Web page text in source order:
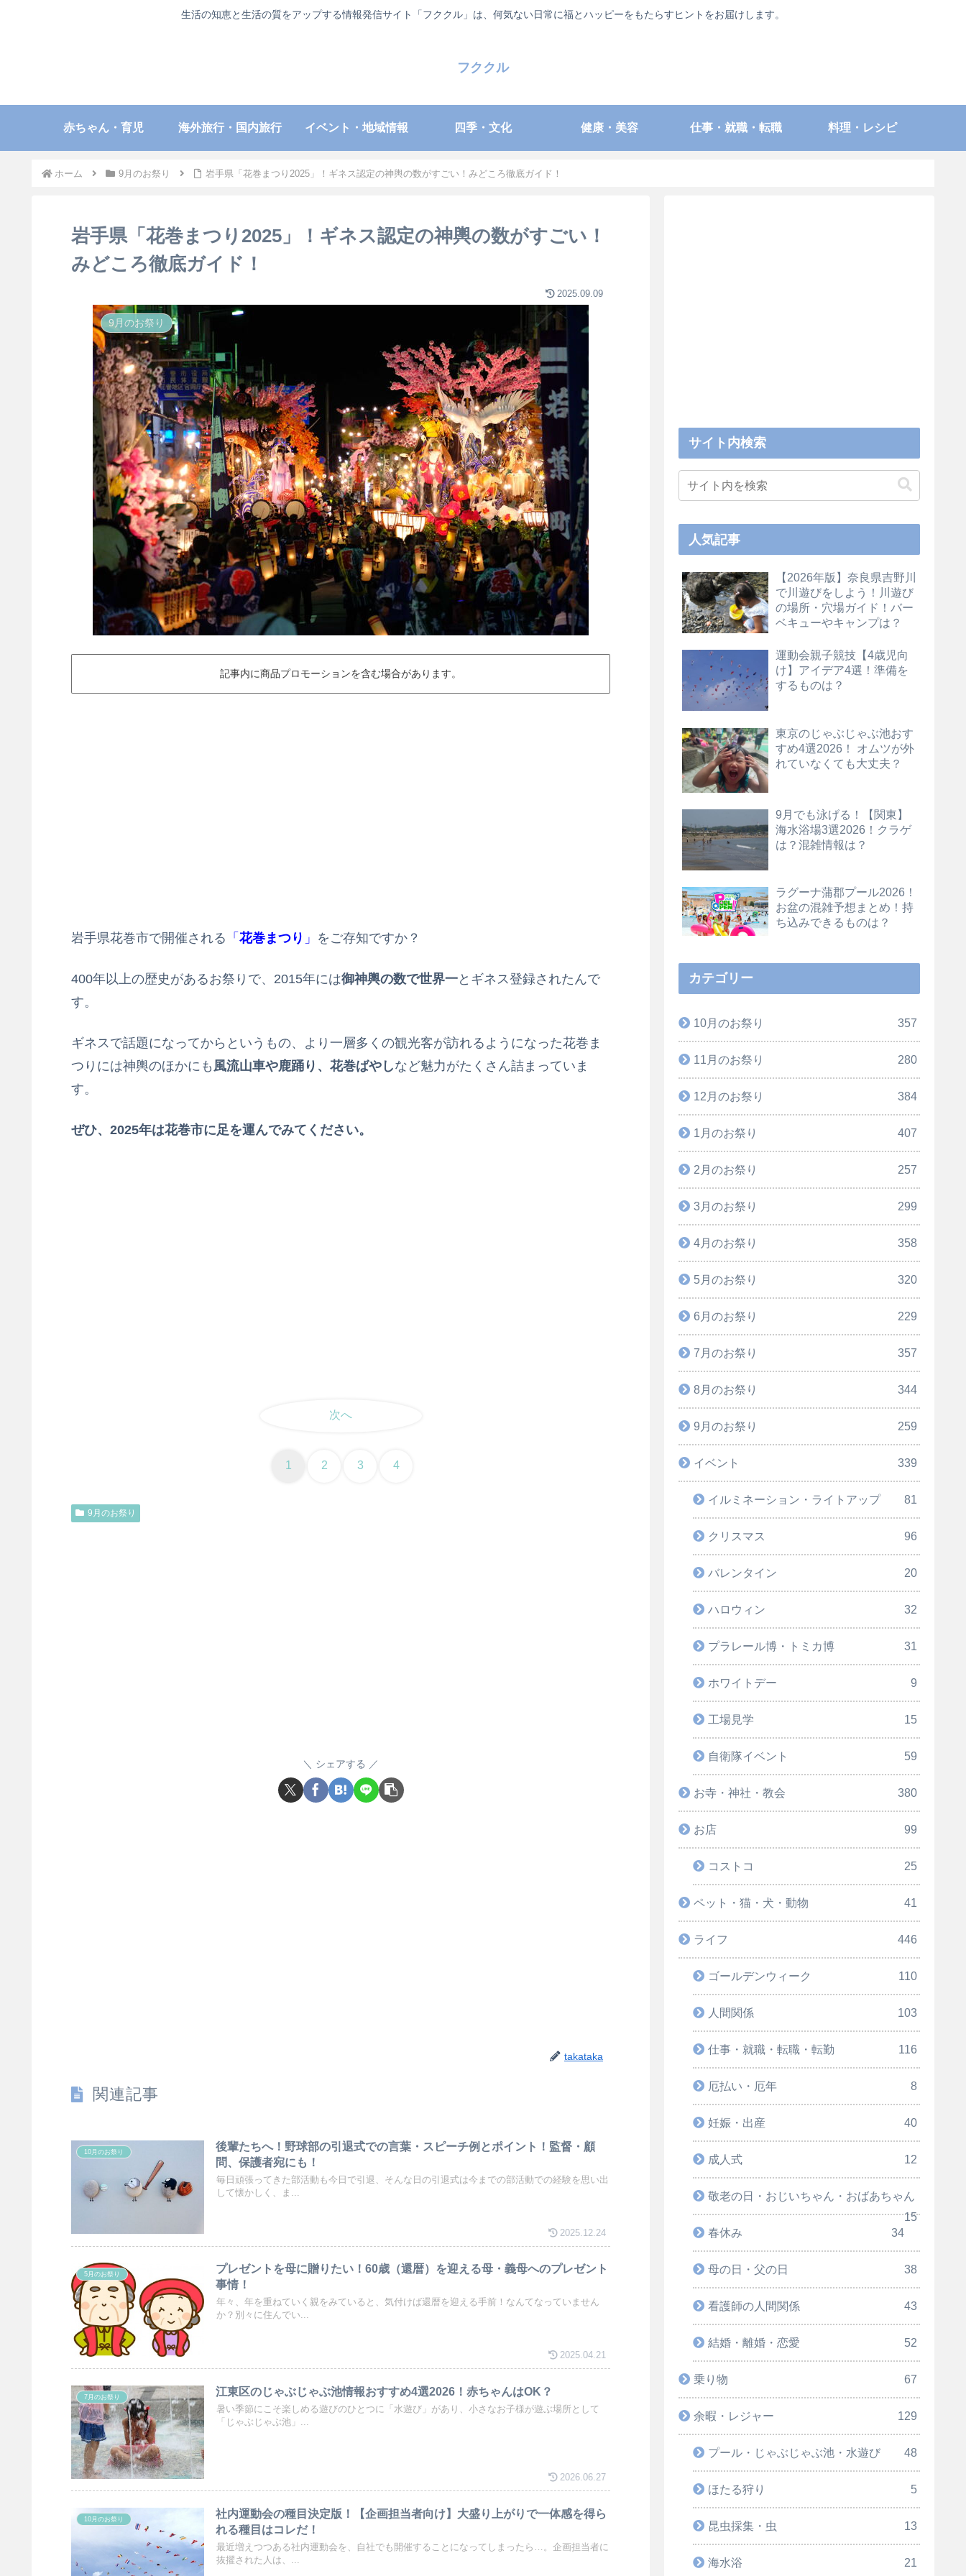
生活の知恵と生活の質をアップする情報発信サイト「フククル」は、何気ない日常に福とハッピーをもたらすヒントをお届けします。
フククル
赤ちゃん・育児 海外旅行・国内旅行 イベント・地域情報 四季・文化 健康・美容 仕事・就職・転職 料理・レシピ
ホーム 9月のお祭り 岩手県「花巻まつり2025」！ギネス認定の神輿の数がすごい！みどころ徹底ガイド！
岩手県「花巻まつり2025」！ギネス認定の神輿の数がすごい！
みどころ徹底ガイド！
2025.09.09
9月のお祭り
記事内に商品プロモーションを含む場合があります。
岩手県花巻市で開催される 「 花巻まつり 」 をご存知ですか？
400年以上の歴史があるお祭りで、2015年には御神輿の数で世界一とギネス登録されたんで
す。
ギネスで話題になってからというもの、より一層多くの観光客が訪れるようになった花巻ま
つりには神輿のほかにも 風流山車や鹿踊り、花巻ばやしなど魅力がたくさん詰まっていま
す。
ぜひ、2025年は花巻市に足を運んでみてください。
次へ
1 2 3 4
9月のお祭り
シェアする
takataka
関連記事
10月のお祭り
後輩たちへ！野球部の引退式での言葉・スピーチ例とポイント！監督・顧
問、保護者宛にも！
毎日頑張ってきた部活動も今日で引退、そんな日の引退式は今までの部活動での経験を思い出
して懐かしく、ま...
2025.12.24
5月のお祭り
プレゼントを母に贈りたい！60歳（還暦）を迎える母・義母へのプレゼント
事情！
年々、年を重ねていく親をみていると、気付けば還暦を迎える手前！なんてなっていません
か？別々に住んでい...
2025.04.21
7月のお祭り 江東区のじゃぶじゃぶ池情報おすすめ4選2026！赤ちゃんはOK？
暑い季節にこそ楽しめる遊びのひとつに「水遊び」があり、小さなお子様が遊ぶ場所として
「じゃぶじゃぶ池」...
2026.06.27
10月のお祭り
社内運動会の種目決定版！【企画担当者向け】大盛り上がりで一体感を得ら
れる種目はコレだ！
最近増えつつある社内運動会を、自社でも開催することになってしまったら…。企画担当者に
抜擢された人は、...
サイト内検索
人気記事
【2026年版】奈良県吉野川
で川遊びをしよう！川遊び
の場所・穴場ガイド！バー
ベキューやキャンプは？
運動会親子競技【4歳児向
け】アイデア4選！準備を
するものは？
東京のじゃぶじゃぶ池おす
すめ4選2026！ オムツが外
れていなくても大丈夫？
9月でも泳げる！【関東】
海水浴場3選2026！クラゲ
は？混雑情報は？
ラグーナ蒲郡プール2026！
お盆の混雑予想まとめ！持
ち込みできるものは？
カテゴリー
10月のお祭り 357
11月のお祭り 280
12月のお祭り 384
1月のお祭り 407
2月のお祭り 257
3月のお祭り 299
4月のお祭り 358
5月のお祭り 320
6月のお祭り 229
7月のお祭り 357
8月のお祭り 344
9月のお祭り 259
イベント 339
イルミネーション・ライトアップ 81
クリスマス 96
バレンタイン 20
ハロウィン 32
プラレール博・トミカ博 31
ホワイトデー 9
工場見学 15
自衛隊イベント 59
お寺・神社・教会 380
お店 99
コストコ 25
ペット・猫・犬・動物 41
ライフ 446
ゴールデンウィーク 110
人間関係 103
仕事・就職・転職・転勤 116
厄払い・厄年 8
妊娠・出産 40
成人式 12
敬老の日・おじいちゃん・おばあちゃん
15
春休み
34
母の日・父の日 38
看護師の人間関係 43
結婚・離婚・恋愛 52
乗り物 67
余暇・レジャー 129
プール・じゃぶじゃぶ池・水遊び 48
ほたる狩り 5
昆虫採集・虫 13
海水浴 21